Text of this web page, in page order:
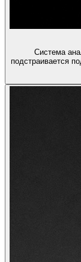
Система
подстраивается